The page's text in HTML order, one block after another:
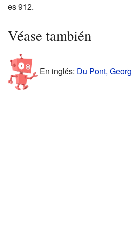
es 912.
Véase también
En inglés: Du Pont,